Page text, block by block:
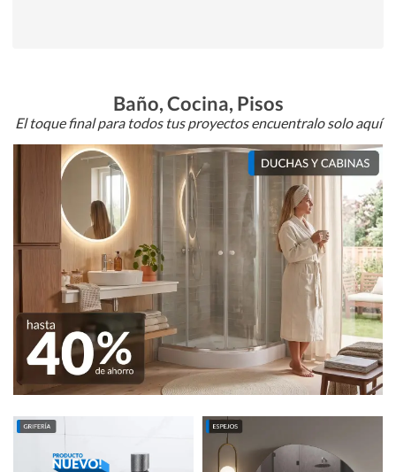
Baño, Cocina, Pisos
El toque final para todos tus proyectos encuentralo solo aquí